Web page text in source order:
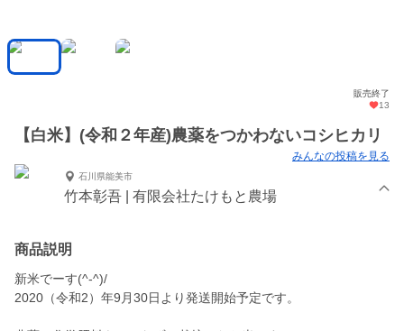
販売終了
13
【白米】(令和２年産)農薬をつかわないコシヒカリ
みんなの投稿を見る
石川県能美市
竹本彰吾 | 有限会社たけもと農場
商品説明
新米でーす(^-^)/
2020（令和2）年9月30日より発送開始予定です。